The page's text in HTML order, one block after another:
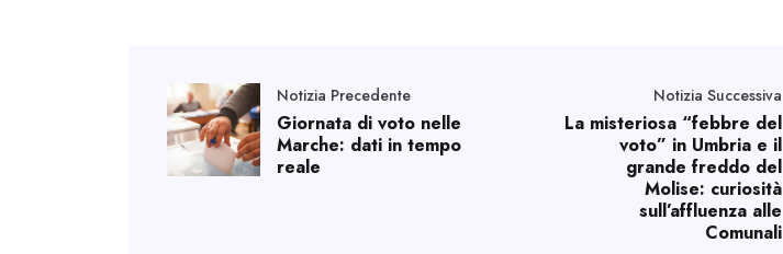
Notizia Precedente
Giornata di voto nelle
Marche: dati in tempo
reale
Notizia Successiva
La misteriosa “febbre del
voto” in Umbria e il
grande freddo del
Molise: curiosità
sull’affluenza alle
Comunali